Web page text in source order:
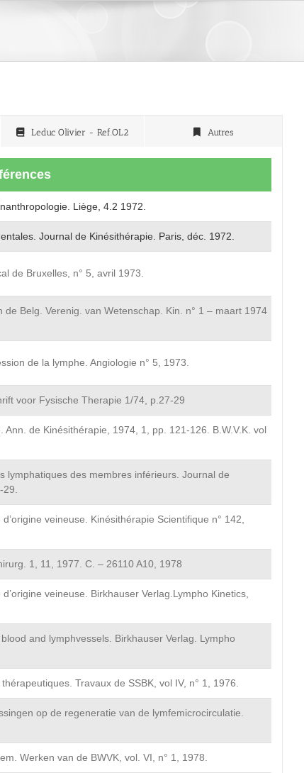
Leduc Olivier - Ref.OL2 Autres
Liège, 4.2 1972.
Journal de Kinésithérapie. Paris, déc. 1972.
de Bruxelles, n° 5, avril 1973.
Belg. Verenig. van Wetenschap. Kin. n° 1 – maart 1974
de la lymphe. Angiologie n° 5, 1973.
voor Fysische Therapie 1/74, p.27-29
de Kinésithérapie, 1974, 1, pp. 121-126. B.W.V.K. vol
lymphatiques des membres inférieurs. Journal de
veineuse. Kinésithérapie Scientifique n° 142,
1, 11, 1977. C. – 26110 A10, 1978
veineuse. Birkhauser Verlag.Lympho Kinetics,
and lymphvessels. Birkhauser Verlag. Lympho
Travaux de SSBK, vol IV, n° 1, 1976.
op de regeneratie van de lymfemicrocirculatie.
Werken van de BWVK, vol. VI, n° 1, 1978.